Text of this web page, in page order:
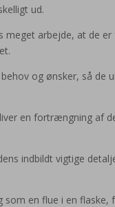
ud.
meget arbejde, at de
og ønsker, så de
en fortrængning af
indbildt vigtige
en flue i en